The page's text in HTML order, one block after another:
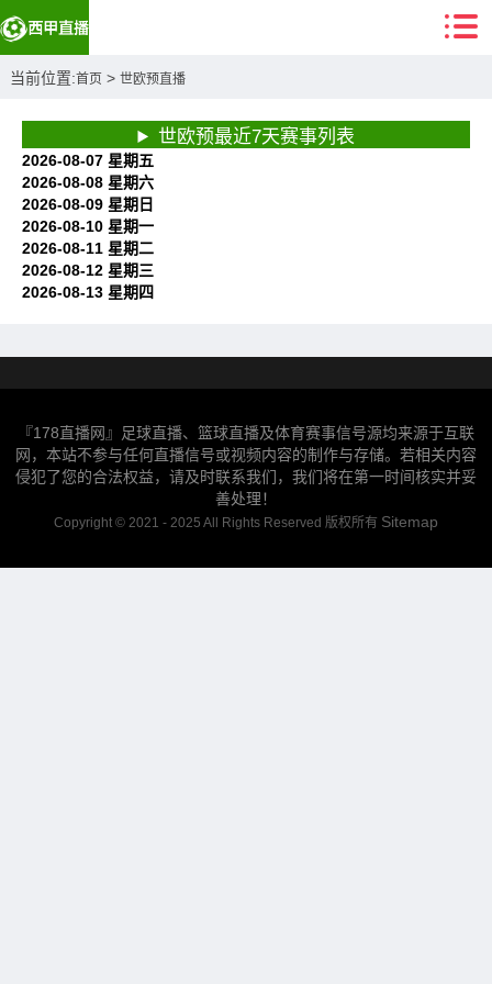
当前位置:首页> 世欧预直播
世欧预最近7天赛事列表
2026-08-07 星期五
2026-08-08 星期六
2026-08-09 星期日
2026-08-10 星期一
2026-08-11 星期二
2026-08-12 星期三
2026-08-13 星期四
『178直播网』足球直播、篮球直播及体育赛事信号源均来源于互联
网，本站不参与任何直播信号或视频内容的制作与存储。若相关内容
侵犯了您的合法权益，请及时联系我们，我们将在第一时间核实并妥
善处理！
Copyright © 2021 - 2025 All Rights Reserved 版权所有 Sitemap